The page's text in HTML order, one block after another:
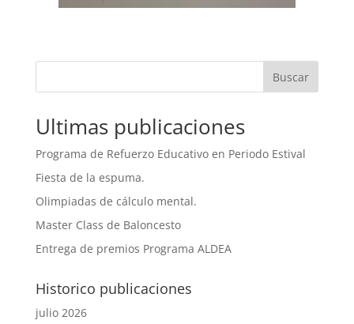
Buscar
Ultimas publicaciones
Programa de Refuerzo Educativo en Periodo Estival
Fiesta de la espuma.
Olimpiadas de cálculo mental.
Master Class de Baloncesto
Entrega de premios Programa ALDEA
Historico publicaciones
julio 2026